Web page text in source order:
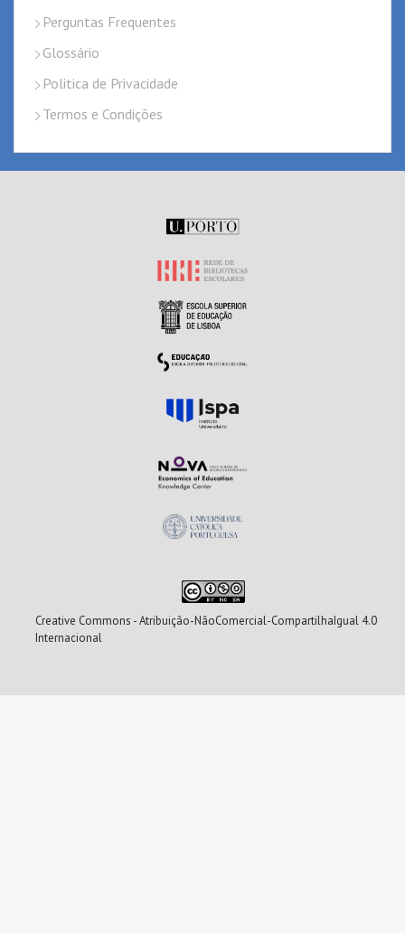
Perguntas Frequentes
Glossário
Politica de Privacidade
Termos e Condições
Creative Commons - Atribuição-NãoComercial-CompartilhaIgual 4.0
Internacional